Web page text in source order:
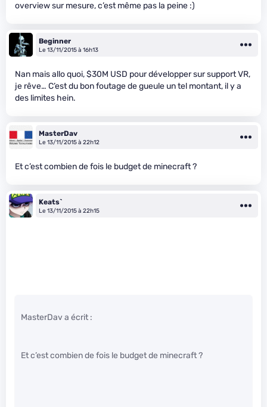
overview sur mesure, c’est même pas la peine :)
Beginner
Le 13/11/2015 à 16h13
Nan mais allo quoi, $30M USD pour développer sur support VR,
je rêve… C’est du bon foutage de gueule un tel montant, il y a
des limites hein.
MasterDav
Le 13/11/2015 à 22h12
Et c’est combien de fois le budget de minecraft ?
Keats`
Le 13/11/2015 à 22h15
MasterDav a écrit :
Et c’est combien de fois le budget de minecraft ?